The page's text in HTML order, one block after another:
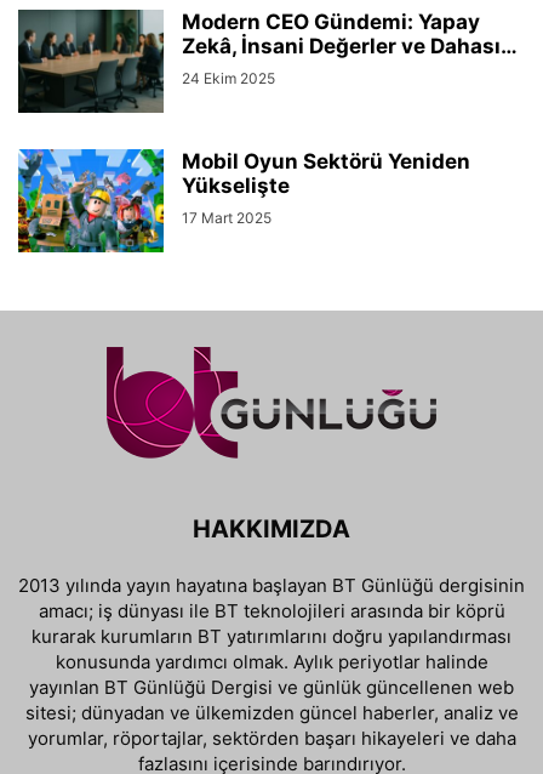
Modern CEO Gündemi: Yapay
Zekâ, İnsani Değerler ve Dahası…
24 Ekim 2025
Mobil Oyun Sektörü Yeniden
Yükselişte
17 Mart 2025
HAKKIMIZDA
2013 yılında yayın hayatına başlayan BT Günlüğü dergisinin
amacı; iş dünyası ile BT teknolojileri arasında bir köprü
kurarak kurumların BT yatırımlarını doğru yapılandırması
konusunda yardımcı olmak. Aylık periyotlar halinde
yayınlan BT Günlüğü Dergisi ve günlük güncellenen web
sitesi; dünyadan ve ülkemizden güncel haberler, analiz ve
yorumlar, röportajlar, sektörden başarı hikayeleri ve daha
fazlasını içerisinde barındırıyor.